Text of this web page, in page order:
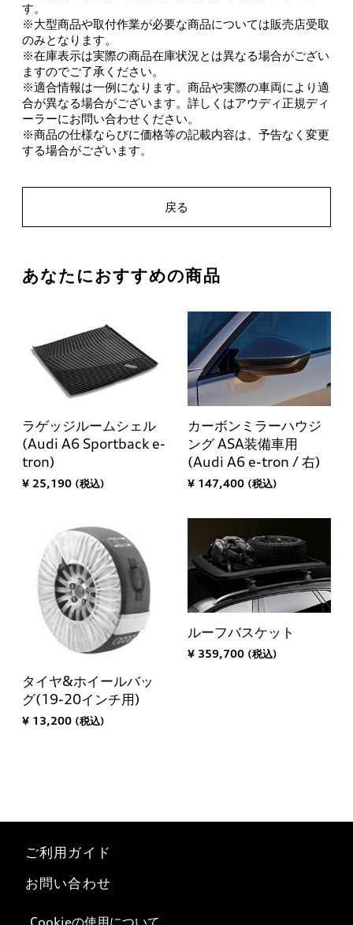
す。
※大型商品や取付作業が必要な商品については販売店受取
のみとなります。
※在庫表示は実際の商品在庫状況とは異なる場合がござい
ますのでご了承ください。
※適合情報は一例になります。商品や実際の車両により適
合が異なる場合がございます。詳しくはアウディ正規ディ
ーラーにお問い合わせください。
※商品の仕様ならびに価格等の記載内容は、予告なく変更
する場合がございます。
戻る
あなたにおすすめの商品
ラゲッジルームシェル
(Audi A6 Sportback e-
tron)
¥ 25,190 (税込)
カーボンミラーハウジ
ング ASA装備車用
(Audi A6 e-tron / 右)
¥ 147,400 (税込)
タイヤ&ホイールバッ
グ(19-20インチ用)
¥ 13,200 (税込)
ルーフバスケット
¥ 359,700 (税込)
ご利用ガイド
お問い合わせ
マイページ
Cookieの使用について